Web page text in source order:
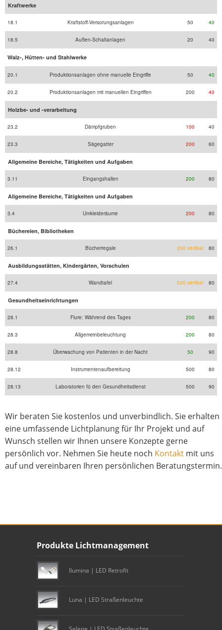
Kraftwerke
18.1 Kraftstoff-Versorungsanlagen 50 40
18.5 Außen-Schaltanlagen 20 40
Walz-, Hütten- und Stahlwerke
20.1 Produktionsanlagen ohne manuelle Eingriffe 50 40
20.2 Produktionsanlagen mit manuellen Eingriffen 200 40
Holzbe- und -verarbeitung
23.2 Dämpfgruben 100 40
23.3 Sägegatter 200 60
Allgemeine Bereiche, Tätigkeiten und Aufgaben
3.11 Eingangshallen 200 80
Allgemeine Bereiche, Tätigkeiten und Aufgaben
3.4 Umkleideräume 200 80
Büchereien, Bibliotheken
26.1 Bücherregale 200 vertikal 80
Ausbildungsstätten, Kindergärten, Vorschulen
27.4 Wandtafel 500 vertikal 80
Gesundheitseinrichtungen
28.1 Flure: Während des Tages 200 80
28.3 Allgemeinbeleuchtung 200 80
28.8 Überwachung von Patienten in der Nacht 50 90
28.12 Instrumentenaufbereitung 500 80
28.13 Laboratorien fü den Gesundheitsdienst 500 90
Wir beraten Sie kostenlos und unverbindlich. Sie erhalten
eine umfassende Lichtplanung für Ihr Projekt und auf
Wunsch stellen wir Ihnen unsere Konzepte gerne
persönlich vor. Nehmen Sie heute noch Kontakt mit uns
auf und vereinbaren Ihren persönlichen Beratungstermin.
Footer contentProdukte Lichtmanagement
Ilumina | LED Retrofit
Luna | LED Straßenleuchte